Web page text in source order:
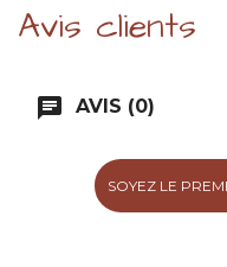
Avis clients
chat AVIS (0)
SOYEZ LE